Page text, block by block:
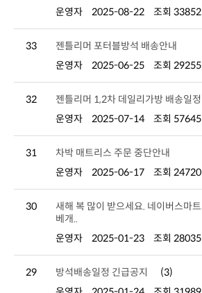
운영자
2025-08-22 조회 33852
33
젠틀리머 포터블방석 배송안내
운영자
2025-06-25 조회 29255
32 젠틀리머 1,2차 데일리가방 배송일정
운영자
2025-07-14 조회 57645
31
차박 매트리스 주문 중단안내
운영자
2025-06-17 조회 24720
30
베개..
운영자
2025-01-23 조회 28035
29 방석배송일정 긴급공지
(3)